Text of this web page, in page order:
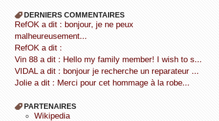
DERNIERS COMMENTAIRES
refOK a dit : bonjour, je ne peux
malheureusement...
refOK a dit :
Vin 88 a dit : Hello my family member! I wish to s...
VIDAL a dit : bonjour je recherche un reparateur ...
Jolie a dit : Merci pour cet hommage à la robe...
PARTENAIRES
wikipedia